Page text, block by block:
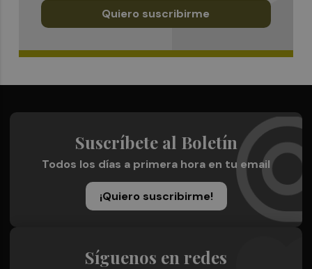
Quiero suscribirme
Suscríbete al Boletín
Todos los días a primera hora en tu email
¡Quiero suscribirme!
Síguenos en redes